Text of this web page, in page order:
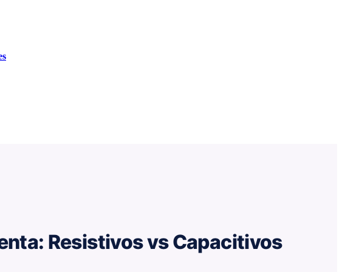
Resistivos vs Capacitivos